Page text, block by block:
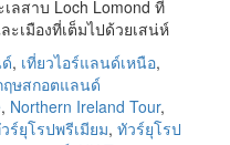
ลสาบ Loch Lomond ที่
เมืองที่เต็มไปด้วยเสน่ห์
, เที่ยวไอร์แลนด์เหนือ,
ฤษสกอตแลนด์
, Northern Ireland Tour,
ร์ยุโรปพรีเมียม, ทัวร์ยุโรป